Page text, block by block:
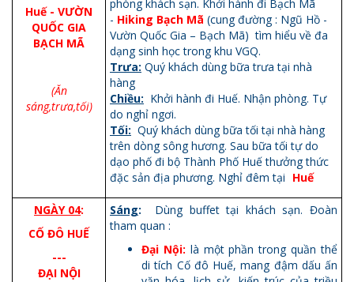
Huế - VƯỜN
QUỐC GIA
BẠCH MÃ
(Ăn
sáng,trưa,tối)
phòng khách sạn. Khởi hành đi Bạch Mã
- Hiking Bạch Mã (cung đường : Ngũ Hồ -
Vườn Quốc Gia – Bạch Mã) tìm hiểu về đa
dạng sinh học trong khu VGQ.
Trưa: Quý khách dùng bữa trưa tại nhà
hàng
Chiều: Khởi hành đi Huế. Nhận phòng. Tự
do nghỉ ngơi.
Tối: Quý khách dùng bữa tối tại nhà hàng
trên dòng sông hương. Sau bữa tối tự do
dạo phố đi bộ Thành Phố Huế thưởng thức
đặc sản địa phương. Nghỉ đêm tại Huế
NGÀY 04:
CỐ ĐÔ HUẾ
---
ĐẠI NỘI
Sáng: Dùng buffet tại khách sạn. Đoàn
tham quan :
Đại Nội: là một phần trong quần thể
di tích Cố đô Huế, mang đậm dấu ấn